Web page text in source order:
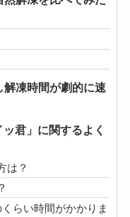
間が気になる
入！開封してみた
レートについて
解凍時間が劇的に速